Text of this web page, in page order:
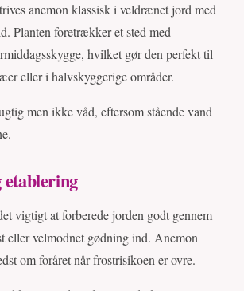
anemon klassisk i veldrænet jord med
Planten foretrækker et sted med
hvilket gør den perfekt til
eller i halvskyggerige områder.
men ikke våd, eftersom stående vand
vigtigt at forberede jorden godt gennem
eller velmodnet gødning ind. Anemon
om foråret når frostrisikoen er ovre.